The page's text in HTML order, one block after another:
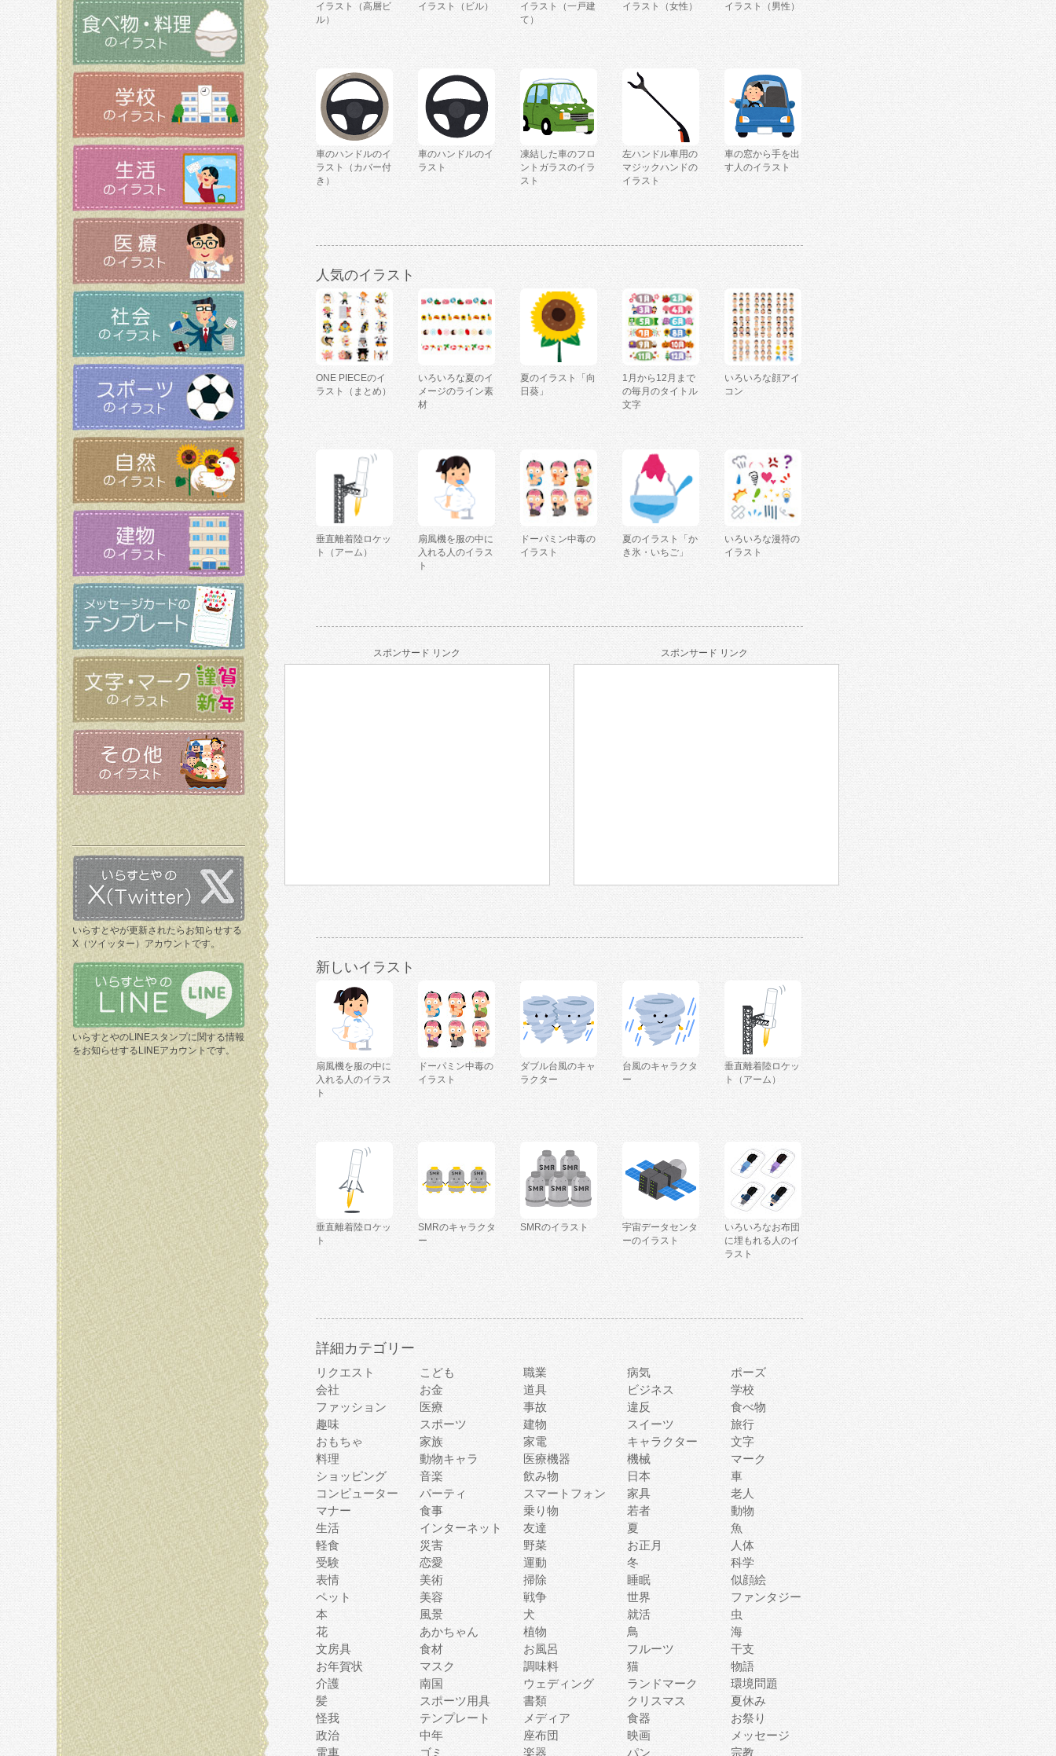
いらすとやが更新されたらお知らせする
X（ツイッター）アカウントです。
いらすとやのLINEスタンプに関する情報
をお知らせするLINEアカウントです。
イラスト（高層ビ
ル）
イラスト（ビル）
イラスト（一戸建
て）
イラスト（女性）
イラスト（男性）
車のハンドルのイ
ラスト（カバー付
き）
車のハンドルのイ
ラスト
凍結した車のフロ
ントガラスのイラ
スト
左ハンドル車用の
マジックハンドの
イラスト
車の窓から手を出
す人のイラスト
人気のイラスト
ONE PIECEのイ
ラスト（まとめ）
いろいろな夏のイ
メージのライン素
材
夏のイラスト「向
日葵」
1月から12月まで
の毎月のタイトル
文字
いろいろな顔アイ
コン
垂直離着陸ロケッ
ト（アーム）
扇風機を服の中に
入れる人のイラス
ト
ドーパミン中毒の
イラスト
夏のイラスト「か
き氷・いちご」
いろいろな漫符の
イラスト
スポンサード リンク スポンサード リンク
新しいイラスト
扇風機を服の中に
入れる人のイラス
ト
ドーパミン中毒の
イラスト
ダブル台風のキャ
ラクター
台風のキャラクタ
ー
垂直離着陸ロケッ
ト（アーム）
垂直離着陸ロケッ
ト
SMRのキャラクタ
ー
SMRのイラスト
宇宙データセンタ
ーのイラスト
いろいろなお布団
に埋もれる人のイ
ラスト
詳細カテゴリー
リクエスト こども 職業 病気
ポーズ
会社
お金 道具 ビジネス
学校
ファッション
医療 事故 違反
食べ物
趣味
スポーツ 建物 スイーツ
旅行
おもちゃ
家族 家電 キャラクター
文字
料理
動物キャラ 医療機器 機械
マーク
ショッピング
音楽 飲み物 日本
車
コンピューター
パーティ スマートフォン 家具
老人
マナー
食事 乗り物 若者
動物
生活
インターネット 友達 夏
魚
軽食
災害 野菜 お正月
人体
受験
恋愛 運動 冬
科学
表情
美術 掃除 睡眠
似顔絵
ペット
美容 戦争 世界
ファンタジー
本
風景 犬 就活
虫
花
あかちゃん 植物 鳥
海
文房具
食材 お風呂 フルーツ
干支
お年賀状
マスク 調味料 猫
物語
介護
南国 ウェディング ランドマーク
環境問題
髪
スポーツ用具 書類 クリスマス
夏休み
怪我
テンプレート メディア 食器
お祭り
政治
中年 座布団 映画
メッセージ
電車
ゴミ 楽器 パン 宗教